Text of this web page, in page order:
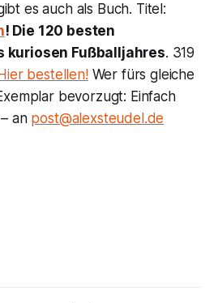
es auch als Buch. Titel:
! Die 120 besten
kuriosen Fußballjahres. 319
Hier bestellen!Wer fürs gleiche
bevorzugt: Einfach
an post@alexsteudel.de